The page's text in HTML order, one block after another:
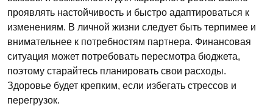
проявлять настойчивость и быстро адаптироваться к
изменениям. В личной жизни следует быть терпимее и
внимательнее к потребностям партнера. Финансовая
ситуация может потребовать пересмотра бюджета,
поэтому старайтесь планировать свои расходы.
Здоровье будет крепким, если избегать стрессов и
перегрузок.